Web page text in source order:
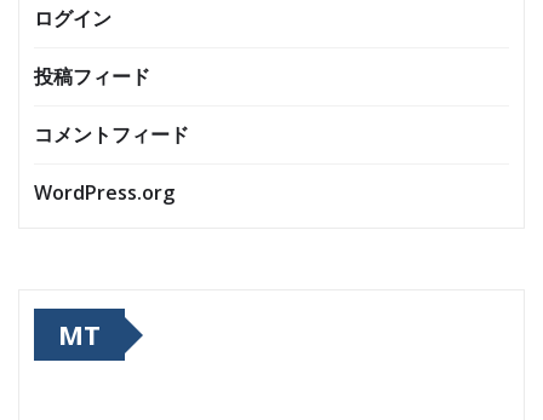
ログイン
投稿フィード
コメントフィード
WordPress.org
MT